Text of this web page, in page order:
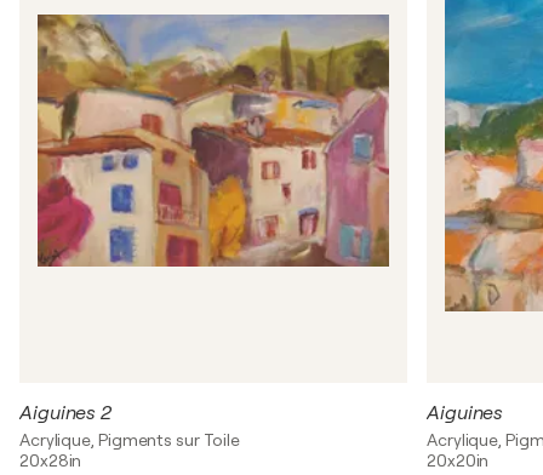
Aiguines 2
Acrylique, Pigments sur Toile
20x28in
Aiguines
Acrylique,
20x20in